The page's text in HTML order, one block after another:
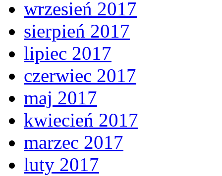
wrzesień 2017
sierpień 2017
lipiec 2017
czerwiec 2017
maj 2017
kwiecień 2017
marzec 2017
luty 2017